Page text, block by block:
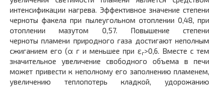
интенсификации нагрева. Эффективное значение сте­пени
черноты факела при пылеугольном отоплении 0,48, при
отоплении мазутом 0,57. Повышение степени
черноты пламени природного газа достигают неполным
сжигани­ем его (α г и меньшее при εг>0,6. Вместе с тем
значительное увеличение сво­бодного объема в печи
может привести к неполному его заполнению пламенем,
увеличению теплопотерь кладкой, удорожанию